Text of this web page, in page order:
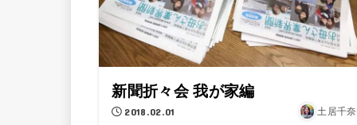
新聞折々会 我が家編
2018.02.01 土居千